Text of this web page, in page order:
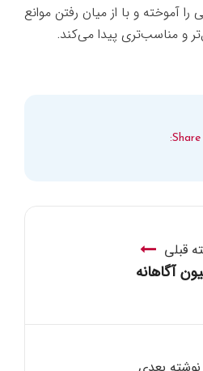
آموخته و با از میان رفتن موانع
و مناسب‌تری پیدا می‌کند.
Share:
قبلی
آگاهانه